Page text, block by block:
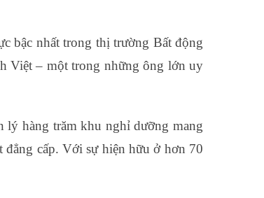
bậc nhất trong thị trường Bất động
Việt – một trong những ông lớn uy
lý hàng trăm khu nghỉ dưỡng mang
cấp. Với sự hiện hữu ở hơn 70